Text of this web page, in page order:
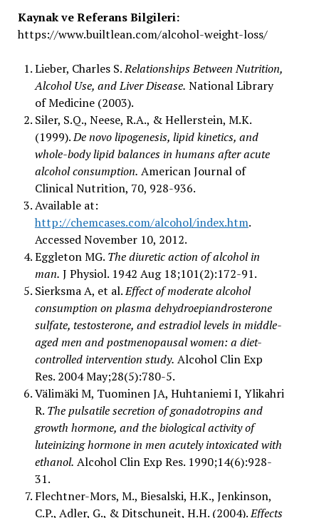
Kaynak ve Referans Bilgileri:
https://www.builtlean.com/alcohol-weight-loss/
Lieber, Charles S.Relationships Between Nutrition,
Alcohol Use, and Liver Disease. National Library
of Medicine (2003).
Siler, S.Q., Neese, R.A., & Hellerstein, M.K.
(1999).De novo lipogenesis, lipid kinetics, and
whole-body lipid balances in humans after acute
alcohol consumption. American Journal of
Clinical Nutrition, 70, 928-936.
Available at:
http://chemcases.com/alcohol/index.htm.
Accessed November 10, 2012.
Eggleton MG. The diuretic action of alcohol in
man. J Physiol. 1942 Aug 18;101(2):172-91.
Sierksma A, et al.Effect of moderate alcohol
consumption on plasma dehydroepiandrosterone
sulfate, testosterone, and estradiol levels in middle-
aged men and postmenopausal women: a diet-
controlled intervention study. Alcohol Clin Exp
Res. 2004 May;28(5):780-5.
Välimäki M, Tuominen JA, Huhtaniemi I, Ylikahri
R. The pulsatile secretion of gonadotropins and
growth hormone, and the biological activity of
luteinizing hormone in men acutely intoxicated with
ethanol. Alcohol Clin Exp Res. 1990;14(6):928-
31.
Flechtner-Mors, M., Biesalski, H.K., Jenkinson,
C.P., Adler, G., & Ditschuneit, H.H. (2004).Effects